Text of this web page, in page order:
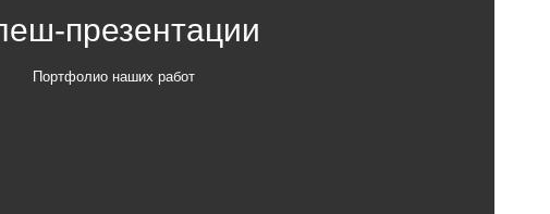
презентации
Портфолио наших работ